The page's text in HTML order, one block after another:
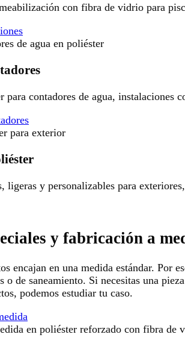
con fibra de vidrio para
de agua en poliéster
para contadores de agua, instalaciones
para exterior
ligeras y personalizables para
y fabricación a
encajan en una medida estándar. Por
o de saneamiento. Si necesitas una
podemos estudiar tu caso.
en poliéster reforzado con fibra de